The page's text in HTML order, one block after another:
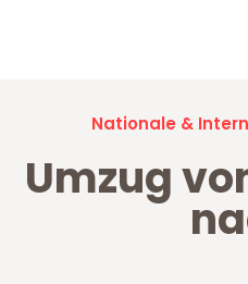
Nationale &
Umzug